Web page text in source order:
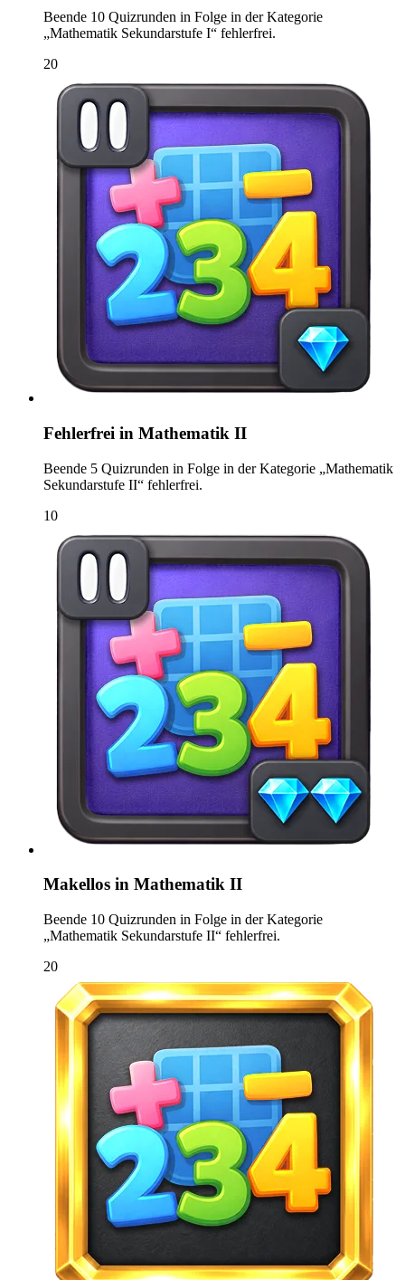
Beende 10 Quizrunden in Folge in der Kategorie
„Mathematik Sekundarstufe I“ fehlerfrei.
20
Fehlerfrei in Mathematik II
Beende 5 Quizrunden in Folge in der Kategorie „Mathematik
Sekundarstufe II“ fehlerfrei.
10
Makellos in Mathematik II
Beende 10 Quizrunden in Folge in der Kategorie
„Mathematik Sekundarstufe II“ fehlerfrei.
20